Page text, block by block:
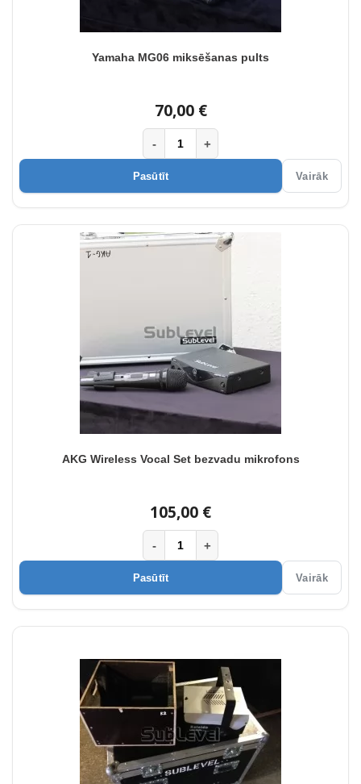
Yamaha MG06 miksēšanas pults
70,00 €
- +
Pasūtīt Vairāk
AKG Wireless Vocal Set bezvadu mikrofons
105,00 €
- +
Pasūtīt Vairāk